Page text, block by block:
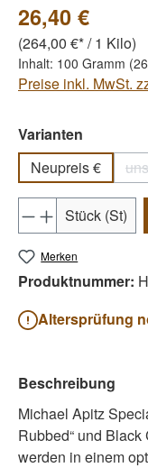
26,40 €
(264,00 €* / 1 Kilo)
Inhalt: 100 Gramm
Preise inkl. MwSt.
Varianten
Neupreis €
ProduktStück (St)
Merken
Produktnummer:
Altersprüfung
Beschreibung
Michael Apitz
Rubbed“ und Black
werden in einem